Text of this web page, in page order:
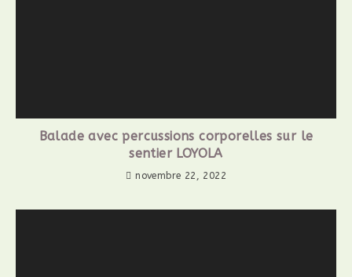
Balade avec percussions corporelles sur le
sentier LOYOLA
novembre 22, 2022